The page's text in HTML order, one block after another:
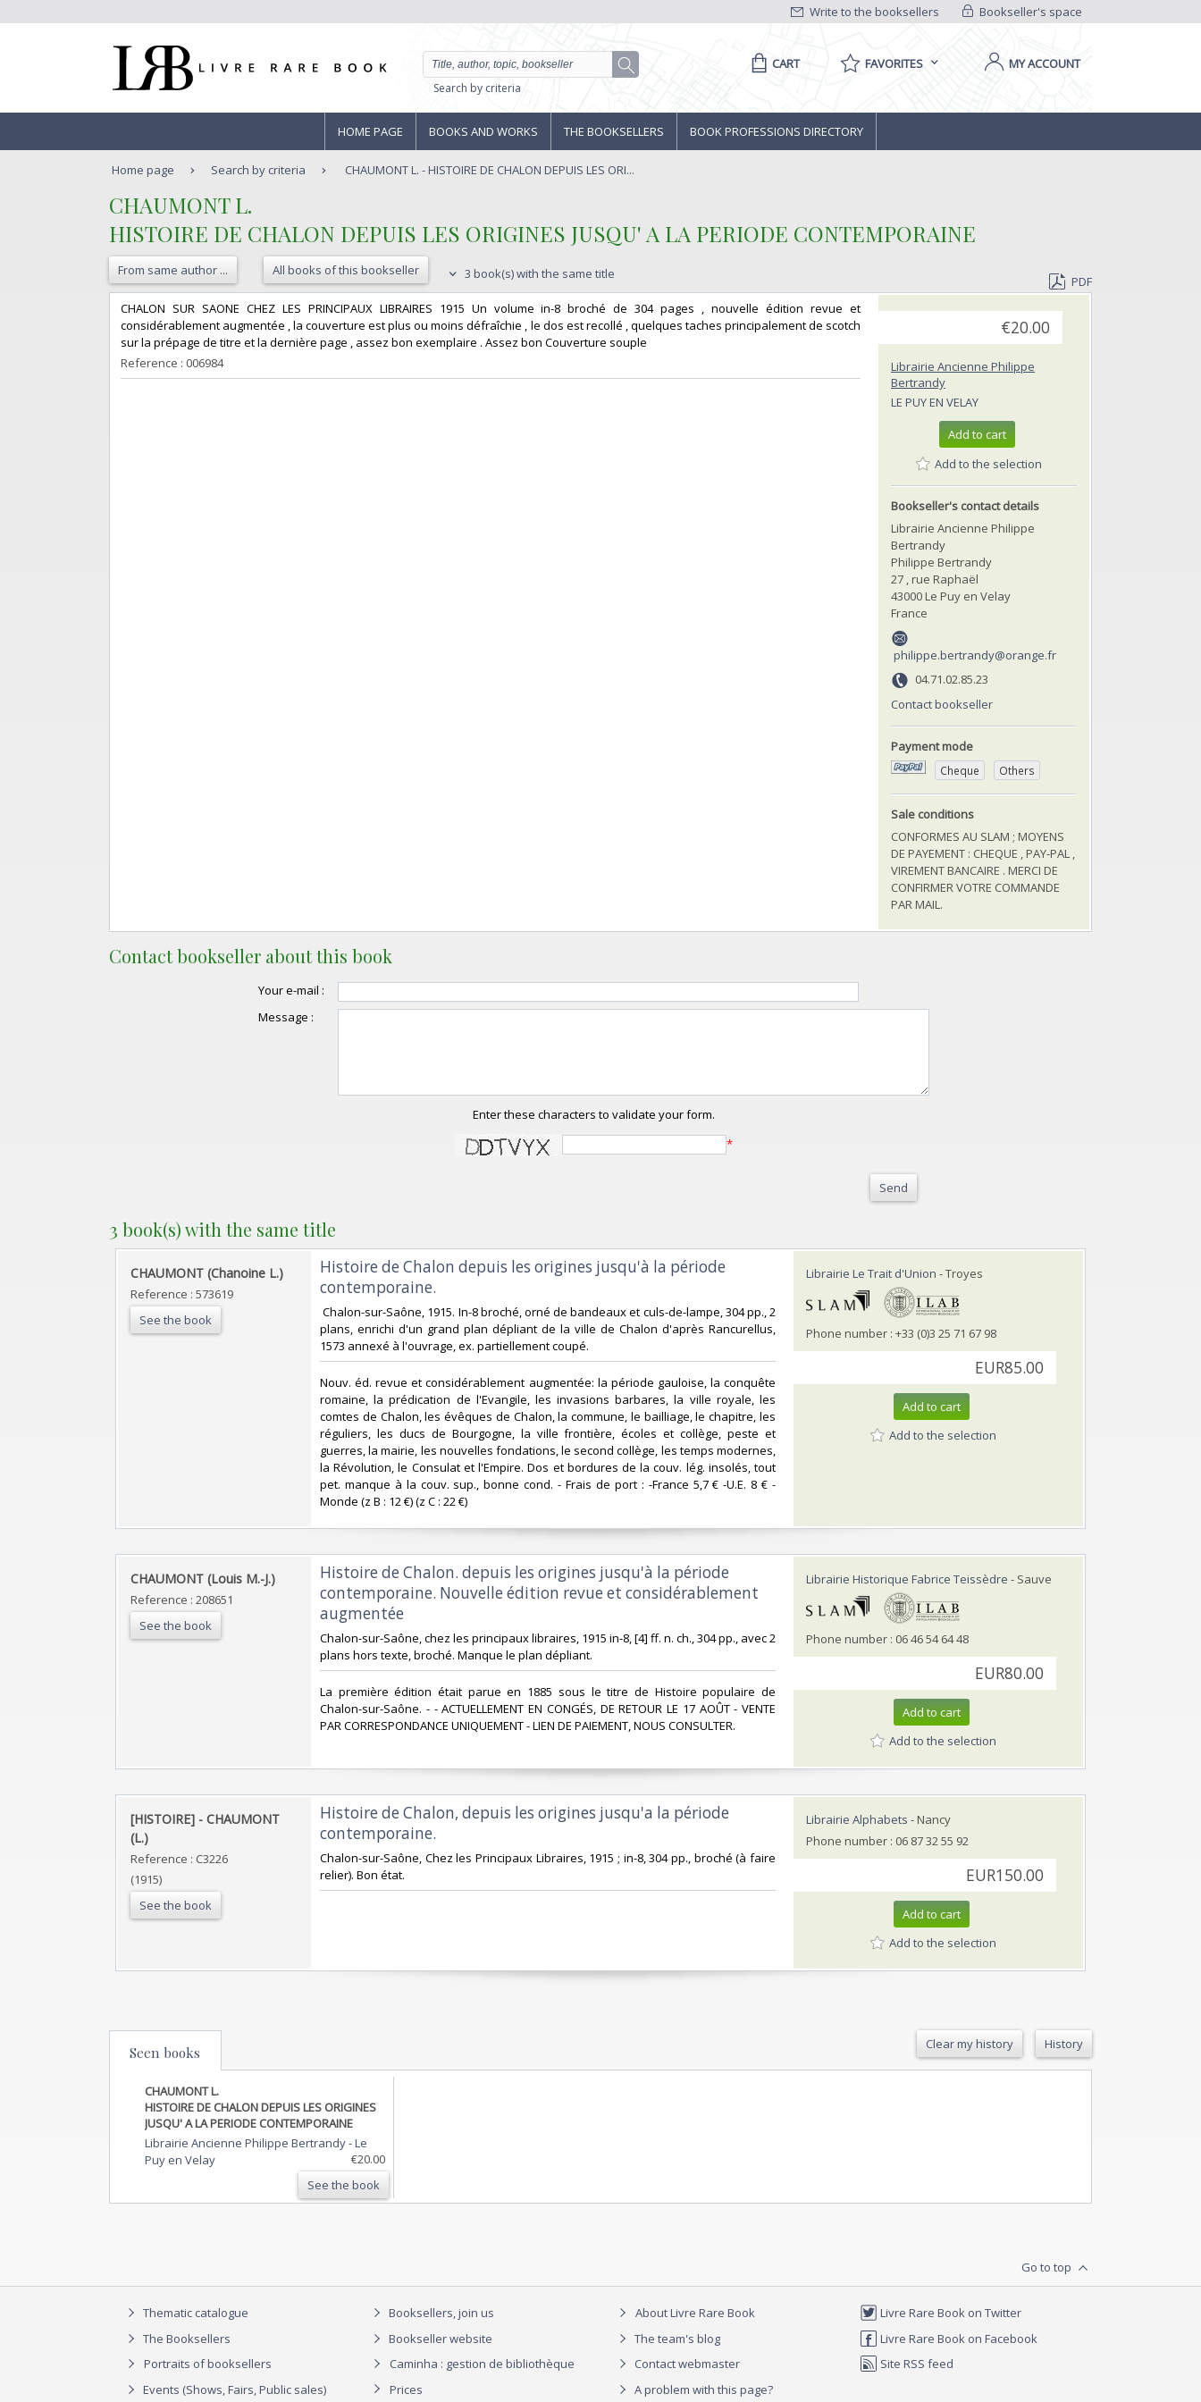
Bookseller's space
Write to the booksellers
Search by criteria
CART FAVORITES MY ACCOUNT
HOME PAGE BOOKS AND WORKS THE BOOKSELLERS BOOK PROFESSIONS DIRECTORY
Home page Search by criteria CHAUMONT L. - HISTOIRE DE CHALON DEPUIS LES ORI...
‎CHAUMONT L.‎
‎HISTOIRE DE CHALON DEPUIS LES ORIGINES JUSQU' A LA PERIODE CONTEMPORAINE‎
From same author ... All books of this bookseller 3 book(s) with the same title
PDF
‎CHALON SUR SAONE CHEZ LES PRINCIPAUX LIBRAIRES 1915 Un volume in-8 broché de 304 pages , nouvelle édition revue et
considérablement augmentée , la couverture est plus ou moins défraîchie , le dos est recollé , quelques taches principalement de scotch
sur la prépage de titre et la dernière page , assez bon exemplaire . Assez bon Couverture souple ‎
Reference : 006984
€20.00
Librairie Ancienne Philippe
Bertrandy
LE PUY EN VELAY
Add to cart
Add to the selection
Bookseller's contact details
Librairie Ancienne Philippe
Bertrandy
Philippe Bertrandy
27 , rue Raphaël
43000 Le Puy en Velay
France
philippe.bertrandy@orange.fr
04.71.02.85.23
Contact bookseller
Payment mode
Cheque Others
Sale conditions
CONFORMES AU SLAM ; MOYENS
DE PAYEMENT : CHEQUE , PAY-PAL ,
VIREMENT BANCAIRE . MERCI DE
CONFIRMER VOTRE COMMANDE
PAR MAIL.
Contact bookseller about this book
Your e-mail :
Message :
Enter these characters to validate your form.
*
Send
3 book(s) with the same title
‎CHAUMONT (Chanoine L.)‎
Reference : 573619
See the book
‎Histoire de Chalon depuis les origines jusqu'à la période
contemporaine.‎
‎ Chalon-sur-Saône, 1915. In-8 broché, orné de bandeaux et culs-de-lampe, 304 pp., 2
plans, enrichi d'un grand plan dépliant de la ville de Chalon d'après Rancurellus,
1573 annexé à l'ouvrage, ex. partiellement coupé. ‎
‎Nouv. éd. revue et considérablement augmentée: la période gauloise, la conquête
romaine, la prédication de l'Evangile, les invasions barbares, la ville royale, les
comtes de Chalon, les évêques de Chalon, la commune, le bailliage, le chapitre, les
réguliers, les ducs de Bourgogne, la ville frontière, écoles et collège, peste et
guerres, la mairie, les nouvelles fondations, le second collège, les temps modernes,
la Révolution, le Consulat et l'Empire. Dos et bordures de la couv. lég. insolés, tout
pet. manque à la couv. sup., bonne cond. - Frais de port : -France 5,7 € -U.E. 8 € -
Monde (z B : 12 €) (z C : 22 €) ‎
Librairie Le Trait d'Union - Troyes
Phone number : +33 (0)3 25 71 67 98
EUR85.00
Add to cart
Add to the selection
‎CHAUMONT (Louis M.-J.)‎
Reference : 208651
See the book
‎Histoire de Chalon. depuis les origines jusqu'à la période
contemporaine. Nouvelle édition revue et considérablement
augmentée‎
‎Chalon-sur-Saône, chez les principaux libraires, 1915 in-8, [4] ff. n. ch., 304 pp., avec 2
plans hors texte, broché. Manque le plan dépliant.‎
‎La première édition était parue en 1885 sous le titre de Histoire populaire de
Chalon-sur-Saône. - - ACTUELLEMENT EN CONGÉS, DE RETOUR LE 17 AOÛT - VENTE
PAR CORRESPONDANCE UNIQUEMENT - LIEN DE PAIEMENT, NOUS CONSULTER.‎
Librairie Historique Fabrice Teissèdre - Sauve
Phone number : 06 46 54 64 48
EUR80.00
Add to cart
Add to the selection
‎[HISTOIRE] - CHAUMONT
(L.)‎
Reference : C3226
(1915)
See the book
‎Histoire de Chalon, depuis les origines jusqu'a la période
contemporaine. ‎
‎Chalon-sur-Saône, Chez les Principaux Libraires, 1915 ; in-8, 304 pp., broché (à faire
relier). Bon état.‎
Librairie Alphabets - Nancy
Phone number : 06 87 32 55 92
EUR150.00
Add to cart
Add to the selection
Seen books Clear my history History
CHAUMONT L.
HISTOIRE DE CHALON DEPUIS LES ORIGINES
JUSQU' A LA PERIODE CONTEMPORAINE
Librairie Ancienne Philippe Bertrandy-Le
Puy en Velay
€20.00
See the book
Go to top
Thematic catalogue
The Booksellers
Portraits of booksellers
Events (Shows, Fairs, Public sales)
Booksellers, join us
Bookseller website
Caminha : gestion de bibliothèque
Prices
About Livre Rare Book
The team's blog
Contact webmaster
A problem with this page?
Livre Rare Book on Twitter
Livre Rare Book on Facebook
Site RSS feed